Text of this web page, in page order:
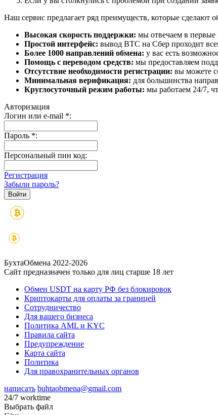
Наш сервис предлагает ряд преимуществ, которые сделают
Высокая скорость поддержки: мы отвечаем в
Простой интерфейс: вывод BTC на Сбер проходит
Более 1000 направлений обмена: у вас есть
Помощь с переводом средств: мы предоставляем
Отсутствие необходимости регистрации: вы можете
Минимальная верификация: для большинства
Круглосуточный режим работы: мы работаем 24/7,
Авторизация
Логин или e-mail *:
Пароль *:
Персональный пин код:
Регистрация
Забыли пароль?
БухтаОбмена 2022-2026
Сайт предназначен только для лиц старше 18 лет
Обмен USDT на карту РФ без блокировок
Криптокарты для оплаты за границей
Сотрудничество
Для вашего бизнеса
Политика AML и KYC
Правила сайта
Предупреждение
Карта сайта
Политика
Для правохранительных органов
написать buhtaobmena@gmail.com
24/7 worktime
Выбрать файл